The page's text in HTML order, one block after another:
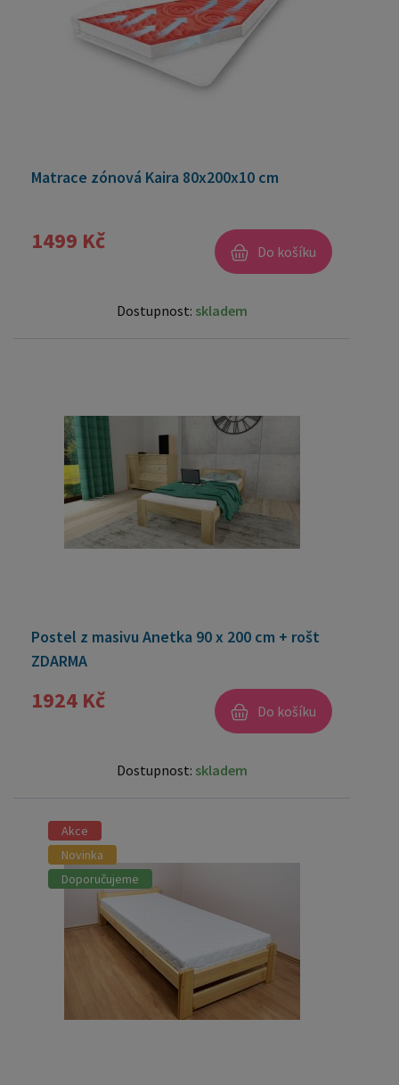
Matrace zónová Kaira 80x200x10 cm
1499 Kč Do košíku
Dostupnost: skladem
Postel z masivu Anetka 90 x 200 cm + rošt
ZDARMA
1924 Kč Do košíku
Dostupnost: skladem
Akce
Novinka
Doporučujeme